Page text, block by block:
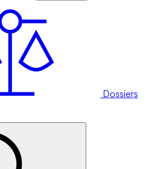
Dossiers